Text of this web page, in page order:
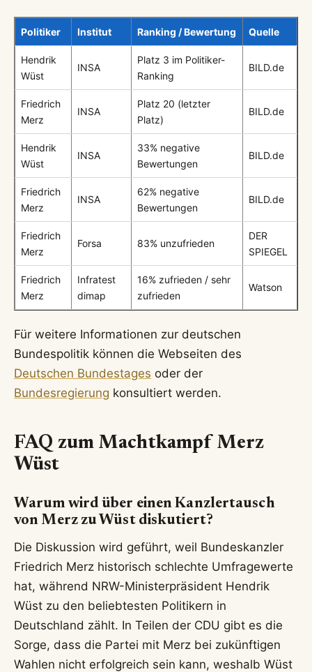
Politiker Institut Ranking / Bewertung Quelle
Hendrik
Wüst
INSA
Platz 3 im Politiker-
Ranking
BILD.de
Friedrich
Merz
INSA
Platz 20 (letzter
Platz)
BILD.de
Hendrik
Wüst
INSA
33% negative
Bewertungen
BILD.de
Friedrich
Merz
INSA
62% negative
Bewertungen
BILD.de
Friedrich
Merz
Forsa 83% unzufrieden
DER
SPIEGEL
Friedrich
Merz
Infratest
dimap
16% zufrieden / sehr
zufrieden
Watson
Für weitere Informationen zur deutschen
Bundespolitik können die Webseiten des
Deutschen Bundestages oder der
Bundesregierung konsultiert werden.
FAQ zum Machtkampf Merz
Wüst
Warum wird über einen Kanzlertausch
von Merz zu Wüst diskutiert?
Die Diskussion wird geführt, weil Bundeskanzler
Friedrich Merz historisch schlechte Umfragewerte
hat, während NRW-Ministerpräsident Hendrik
Wüst zu den beliebtesten Politikern in
Deutschland zählt. In Teilen der CDU gibt es die
Sorge, dass die Partei mit Merz bei zukünftigen
Wahlen nicht erfolgreich sein kann, weshalb Wüst